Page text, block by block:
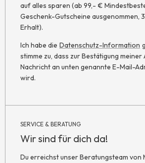
auf alles sparen (ab 99,- €
Geschenk-Gutscheine ausgenommen,
Erhalt).
Ich habe die Datenschutz-Information
stimme zu, dass zur Bestätigung meiner
Nachricht an unten genannte E-Mail-
wird.
SERVICE & BERATUNG
Wir sind für dich da!
Du erreichst unser Beratungsteam von